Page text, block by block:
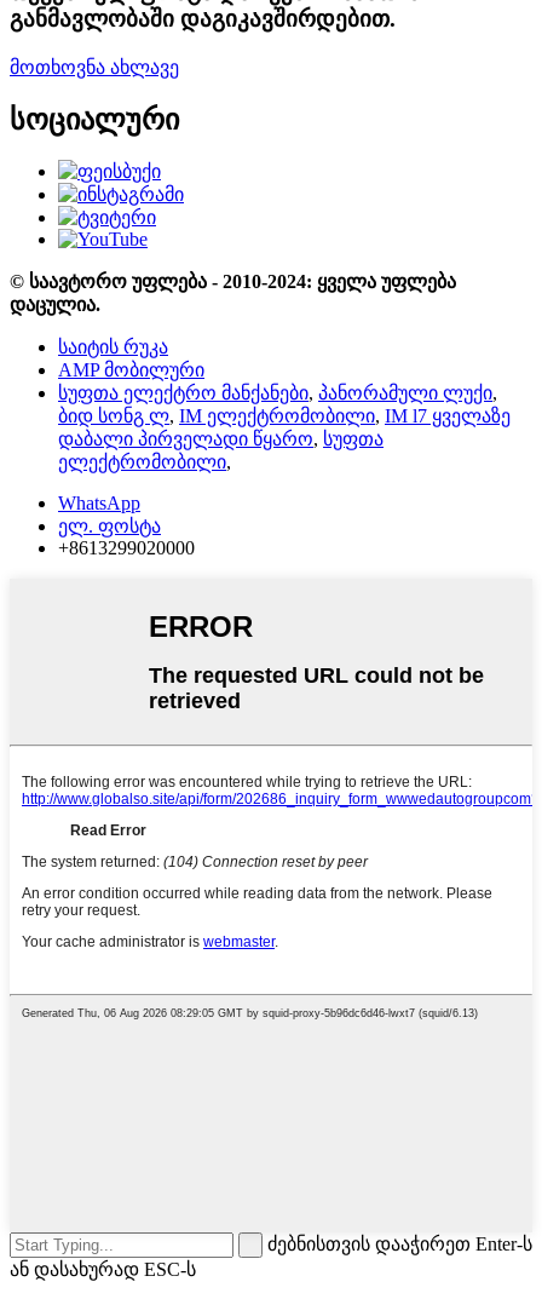
განმავლობაში დაგიკავშირდებით.
მოთხოვნა ახლავე
სოციალური
© საავტორო უფლება - 2010-2024: ყველა უფლება
დაცულია.
საიტის რუკა
AMP მობილური
სუფთა ელექტრო მანქანები, პანორამული ლუქი,
ბიდ სონგ ლ, IM ელექტრომობილი, IM l7 ყველაზე
დაბალი პირველადი წყარო, სუფთა
ელექტრომობილი,
WhatsApp
ელ. ფოსტა
+8613299020000
ძებნისთვის დააჭირეთ Enter-ს
ან დასახურად ESC-ს